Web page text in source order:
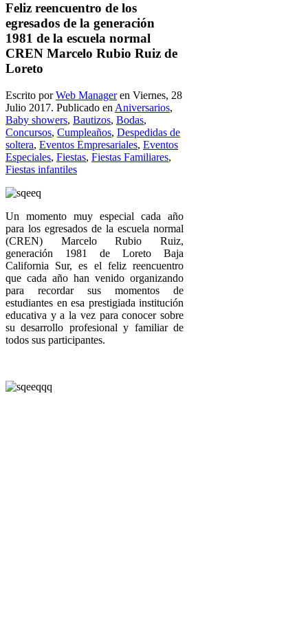
Feliz reencuentro de los
egresados de la generación
1981 de la escuela normal
CREN Marcelo Rubio Ruiz de
Loreto
Escrito porWeb Manageren Viernes, 28
Julio 2017. Publicado en Aniversarios,
Baby showers, Bautizos, Bodas,
Concursos, Cumpleaños, Despedidas de
soltera, Eventos Empresariales, Eventos
Especiales, Fiestas, Fiestas Familiares,
Fiestas infantiles
Un momento muy especial cada año
para los egresados de la escuela normal
(CREN) Marcelo Rubio Ruiz,
generación 1981 de Loreto Baja
California Sur, es el feliz reencuentro
que cada año han venido organizando
para recordar sus momentos de
estudiantes en esa prestigiada institución
educativa y a la vez para conocer sobre
su desarrollo profesional y familiar de
todos sus participantes.